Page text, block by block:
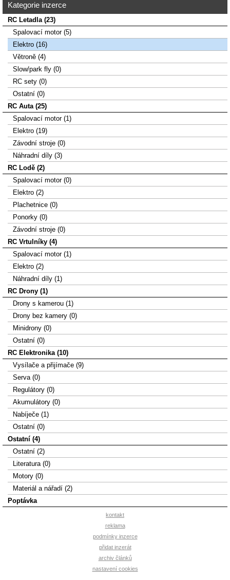
Kategorie inzerce
RC Letadla (23)
Spalovací­ motor (5)
Elektro (16)
Větroně (4)
Slow/park fly (0)
RC sety (0)
Ostatní (0)
RC Auta (25)
Spalovací motor (1)
Elektro (19)
Závodní stroje (0)
Náhradní díly (3)
RC Lodě (2)
Spalovací motor (0)
Elektro (2)
Plachetnice (0)
Ponorky (0)
Závodní stroje (0)
RC Vrtulníky (4)
Spalovací motor (1)
Elektro (2)
Náhradní díly (1)
RC Drony (1)
Drony s kamerou (1)
Drony bez kamery (0)
Minidrony (0)
Ostatní (0)
RC Elektronika (10)
Vysílače a přijímače (9)
Serva (0)
Regulátory (0)
Akumulátory (0)
Nabíječe (1)
Ostatní (0)
Ostatní (4)
Ostatní (2)
Literatura (0)
Motory (0)
Materiál a nářadí (2)
Poptávka
kontakt
reklama
podmínky inzerce
přidat inzerát
archiv článků
nastavení cookies